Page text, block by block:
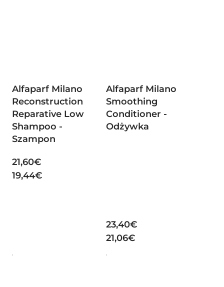
Alfaparf Milano
Reconstruction
Reparative Low
Shampoo -
Szampon
21,60€
19,44€
Alfaparf Milano
Smoothing
Conditioner -
Odżywka
23,40€
21,06€